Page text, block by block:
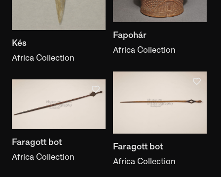
Kés
Africa Collection
Fapohár
Africa Collection
Faragott bot
Africa Collection
Faragott bot
Africa Collection